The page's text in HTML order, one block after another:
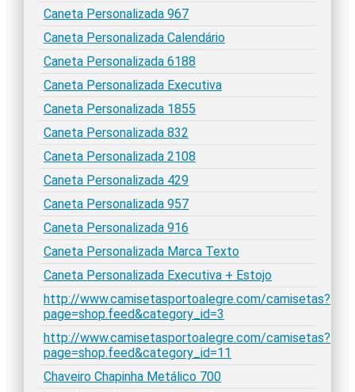
Caneta Personalizada 967
Caneta Personalizada Calendário
Caneta Personalizada 6188
Caneta Personalizada Executiva
Caneta Personalizada 1855
Caneta Personalizada 832
Caneta Personalizada 2108
Caneta Personalizada 429
Caneta Personalizada 957
Caneta Personalizada 916
Caneta Personalizada Marca Texto
Caneta Personalizada Executiva + Estojo
http://www.camisetasportoalegre.com/camisetas?
page=shop.feed&category_id=3
http://www.camisetasportoalegre.com/camisetas?
page=shop.feed&category_id=11
Chaveiro Chapinha Metálico 700